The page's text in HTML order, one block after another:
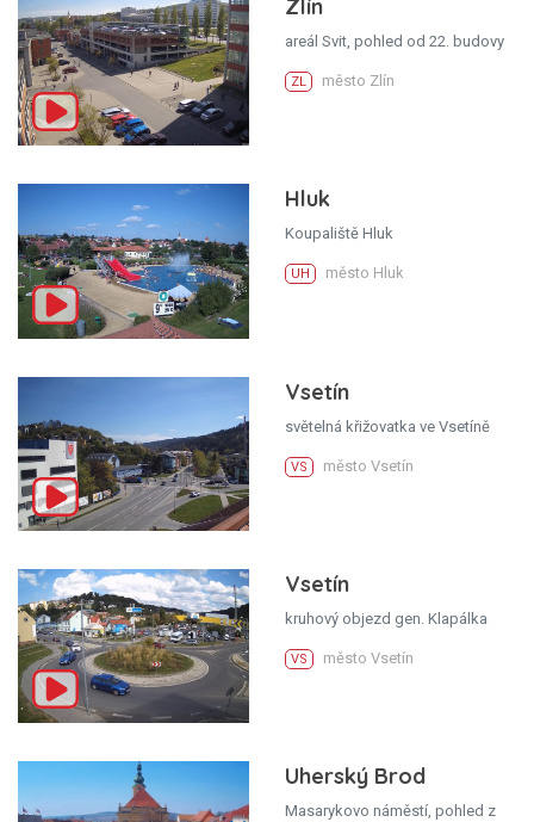
Zlín
areál Svit, pohled od 22. budovy
ZL město Zlín
Hluk
Koupaliště Hluk
UH město Hluk
Vsetín
světelná křižovatka ve Vsetíně
VS město Vsetín
Vsetín
kruhový objezd gen. Klapálka
VS město Vsetín
Uherský Brod
Masarykovo náměstí, pohled z